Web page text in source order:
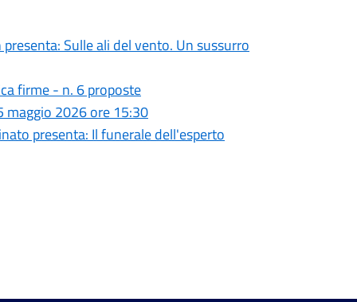
Sulle ali del vento. Un sussurro
firme - n. 6 proposte
maggio 2026 ore 15:30
presenta: Il funerale dell'esperto